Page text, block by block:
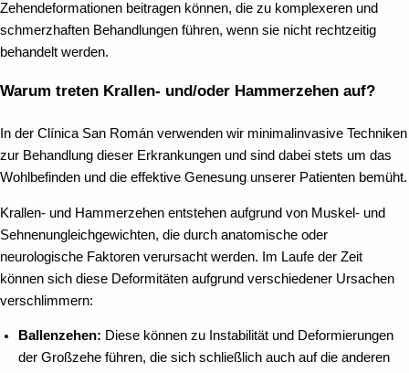
Zehendeformationen beitragen können, die zu komplexeren und
schmerzhaften Behandlungen führen, wenn sie nicht rechtzeitig
behandelt werden.
Warum treten Krallen- und/oder Hammerzehen auf?
In der Clínica San Román verwenden wir minimalinvasive Techniken
zur Behandlung dieser Erkrankungen und sind dabei stets um das
Wohlbefinden und die effektive Genesung unserer Patienten bemüht.
Krallen- und Hammerzehen entstehen aufgrund von Muskel- und
Sehnenungleichgewichten, die durch anatomische oder
neurologische Faktoren verursacht werden. Im Laufe der Zeit
können sich diese Deformitäten aufgrund verschiedener Ursachen
verschlimmern:
Ballenzehen: Diese können zu Instabilität und Deformierungen
der Großzehe führen, die sich schließlich auch auf die anderen